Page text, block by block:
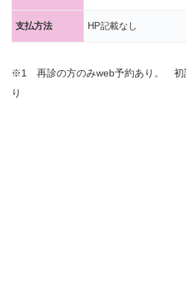
支払方法 HP記載なし
※1 再診の方のみweb予約あり。 初
り